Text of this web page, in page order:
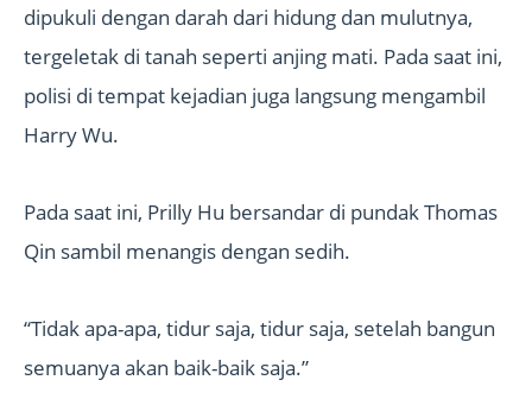
dipukuli dengan darah dari hidung dan mulutnya,
tergeletak di tanah seperti anjing mati. Pada saat ini,
polisi di tempat kejadian juga langsung mengambil
Harry Wu.
Pada saat ini, Prilly Hu bersandar di pundak Thomas
Qin sambil menangis dengan sedih.
“Tidak apa-apa, tidur saja, tidur saja, setelah bangun
semuanya akan baik-baik saja.”